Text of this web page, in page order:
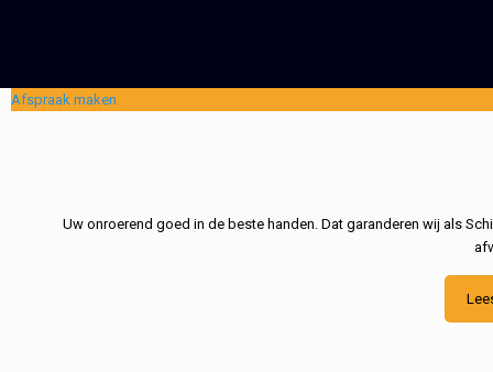
Afspraak maken
Uw onroerend goed in de beste handen. Dat garanderen wij als